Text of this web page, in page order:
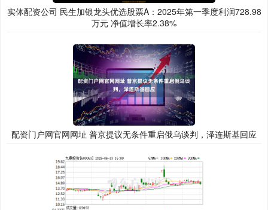
实体配资公司 民生加银龙头优选股票A：2025年第一季度利润728.98
万元 净值增长率2.38%
配资门户网官网网址 普京提议无条件重启俄乌谈判，泽连斯基回应